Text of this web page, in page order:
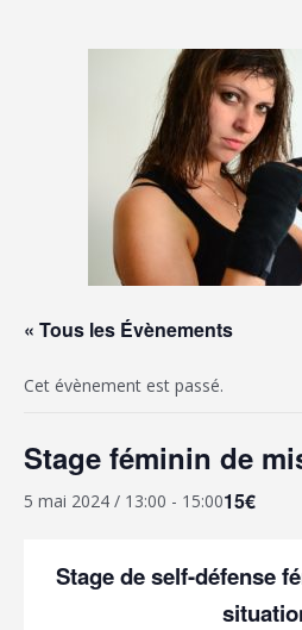
« Tous les Évènements
Cet évènement est passé.
Stage féminin de
5 mai 2024 / 13:00 - 15:0015€
Stage de self-défense